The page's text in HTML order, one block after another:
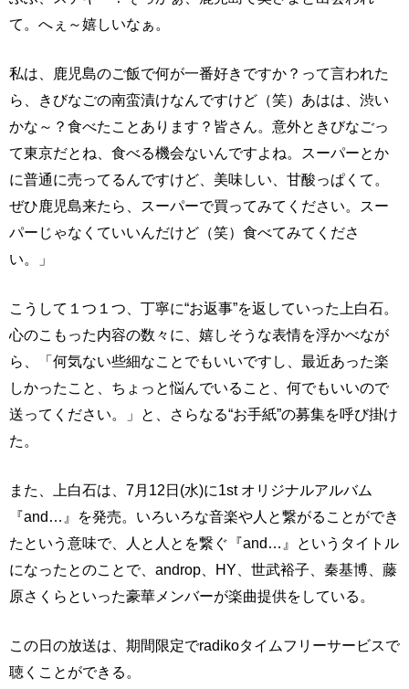
て。へぇ～嬉しいなぁ。
私は、鹿児島のご飯で何が一番好きですか？って言われた
ら、きびなごの南蛮漬けなんですけど（笑）あはは、渋い
かな～？食べたことあります？皆さん。意外ときびなごっ
て東京だとね、食べる機会ないんですよね。スーパーとか
に普通に売ってるんですけど、美味しい、甘酸っぱくて。
ぜひ鹿児島来たら、スーパーで買ってみてください。スー
パーじゃなくていいんだけど（笑）食べてみてくださ
い。」
こうして１つ１つ、丁寧に“お返事”を返していった上白石。
心のこもった内容の数々に、嬉しそうな表情を浮かべなが
ら、「何気ない些細なことでもいいですし、最近あった楽
しかったこと、ちょっと悩んでいること、何でもいいので
送ってください。」と、さらなる“お手紙”の募集を呼び掛け
た。
また、上白石は、7月12日(水)に1st オリジナルアルバム
『and…』を発売。いろいろな音楽や人と繋がることができ
たという意味で、人と人とを繋ぐ『and…』というタイトル
になったとのことで、androp、HY、世武裕子、秦基博、藤
原さくらといった豪華メンバーが楽曲提供をしている。
この日の放送は、期間限定でradikoタイムフリーサービスで
聴くことができる。